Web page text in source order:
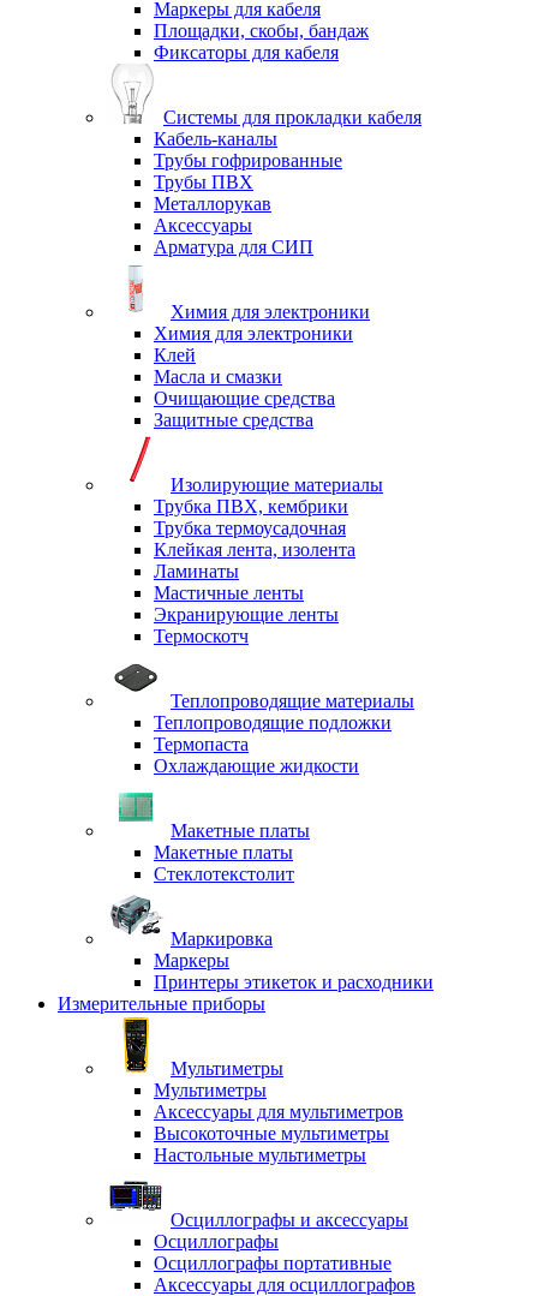
Маркеры для кабеля
Площадки, скобы, бандаж
Фиксаторы для кабеля
Системы для прокладки кабеля
Кабель-каналы
Трубы гофрированные
Трубы ПВХ
Металлорукав
Аксессуары
Арматура для СИП
Химия для электроники
Химия для электроники
Клей
Масла и смазки
Очищающие средства
Защитные средства
Изолирующие материалы
Трубка ПВХ, кембрики
Трубка термоусадочная
Клейкая лента, изолента
Ламинаты
Мастичные ленты
Экранирующие ленты
Термоскотч
Теплопроводящие материалы
Теплопроводящие подложки
Термопаста
Охлаждающие жидкости
Макетные платы
Макетные платы
Стеклотекстолит
Маркировка
Маркеры
Принтеры этикеток и расходники
Измерительные приборы
Мультиметры
Мультиметры
Аксессуары для мультиметров
Высокоточные мультиметры
Настольные мультиметры
Осциллографы и аксессуары
Осциллографы
Осциллографы портативные
Аксессуары для осциллографов